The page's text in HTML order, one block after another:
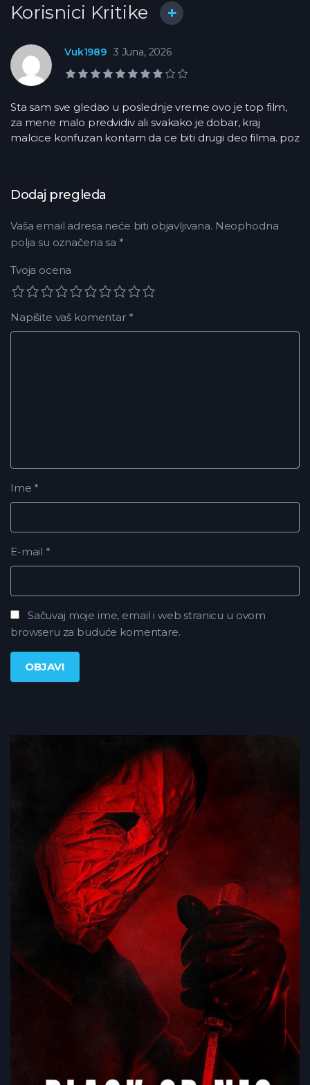
Dodaj pregleda
Vaša email adresa neće biti objavljivana. Neophodna
polja su označena sa *
Tvoja ocena
Napišite vaš komentar *
Ime *
E-mail *
Sačuvaj moje ime, email i web stranicu u ovom
browseru za buduće komentare.
Korisnici Kritike
Vuk1989 3 Juna, 2026
8,0 rejting
Sta sam sve gledao u poslednje vreme ovo je top film,
za mene malo predvidiv ali svakako je dobar, kraj
malcice konfuzan kontam da ce biti drugi deo filma. poz